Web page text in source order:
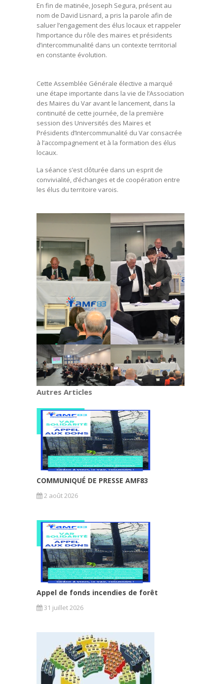
En fin de matinée, Joseph Segura, présent au
nom de David Lisnard, a pris la parole afin de
saluer l’engagement des élus locaux et rappeler
l’importance du rôle des maires et présidents
d’intercommunalité dans un contexte territorial
en constante évolution.
Cette Assemblée Générale élective a marqué
une étape importante dans la vie de l’Association
des Maires du Var avant le lancement, dans la
continuité de cette journée, de la première
session des Universités des Maires et
Présidents d’Intercommunalité du Var consacrée
à l’accompagnement et à la formation des élus
locaux.
La séance s’est clôturée dans un esprit de
convivialité, d’échanges et de coopération entre
les élus du territoire varois.
Autres Articles
COMMUNIQUÉ DE PRESSE AMF83
2 août 2026
Appel de fonds incendies de forêt
31 juillet 2026